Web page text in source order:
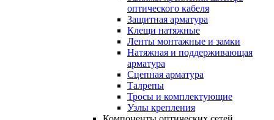
оптического кабеля
Защитная арматура
Клещи натяжные
Ленты монтажные и замки
Натяжная и поддерживающая
арматура
Сцепная арматура
Талрепы
Тросы и комплектующие
Узлы крепления